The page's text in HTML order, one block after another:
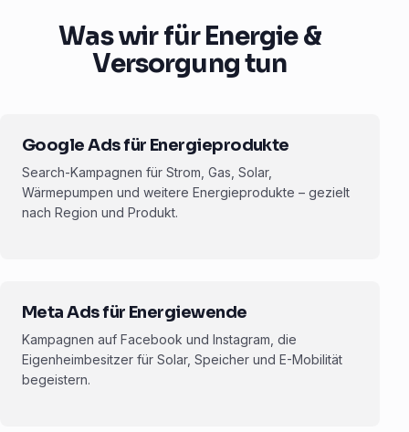
Was wir für Energie &
Versorgung tun
Google Ads für Energieprodukte
Search-Kampagnen für Strom, Gas, Solar,
Wärmepumpen und weitere Energieprodukte – gezielt
nach Region und Produkt.
Meta Ads für Energiewende
Kampagnen auf Facebook und Instagram, die
Eigenheimbesitzer für Solar, Speicher und E-Mobilität
begeistern.